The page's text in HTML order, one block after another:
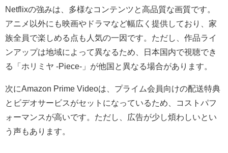
Netflixの強みは、多様なコンテンツと高品質な画質です。
アニメ以外にも映画やドラマなど幅広く提供しており、家
族全員で楽しめる点も人気の一因です。ただし、作品ライ
ンアップは地域によって異なるため、日本国内で視聴でき
る「ホリミヤ -Piece-」が他国と異なる場合があります。
次にAmazon Prime Videoは、プライム会員向けの配送特典
とビデオサービスがセットになっているため、コストパフ
ォーマンスが高いです。ただし、広告が少し煩わしいとい
う声もあります。